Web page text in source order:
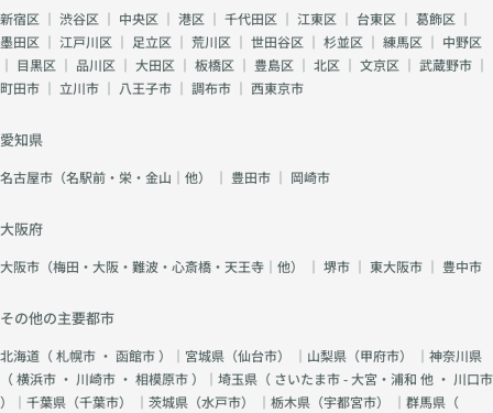
新宿区 ｜ 渋谷区 ｜ 中央区 ｜ 港区 ｜ 千代田区 ｜ 江東区 ｜ 台東区 ｜ 葛飾区 ｜
墨田区 ｜ 江戸川区 ｜ 足立区 ｜ 荒川区 ｜ 世田谷区 ｜ 杉並区 ｜ 練馬区 ｜ 中野区
｜ 目黒区 ｜ 品川区 ｜ 大田区 ｜ 板橋区 ｜ 豊島区 ｜ 北区 ｜ 文京区 ｜ 武蔵野市 ｜
町田市 ｜ 立川市 ｜ 八王子市 ｜ 調布市 ｜ 西東京市
愛知県
名古屋市（名駅前・栄・金山｜他） ｜ 豊田市 ｜ 岡崎市
大阪府
大阪市（梅田・大阪・難波・心斎橋・天王寺｜他） ｜ 堺市 ｜ 東大阪市 ｜ 豊中市
その他の主要都市
北海道（札幌市 ・ 函館市）｜宮城県（仙台市） ｜山梨県（甲府市） ｜神奈川県
（横浜市 ・ 川崎市 ・ 相模原市）｜埼玉県（ さいたま市 - 大宮・浦和 他 ・ 川口市
）｜千葉県（千葉市） ｜茨城県（水戸市） ｜栃木県（宇都宮市） ｜群馬県（